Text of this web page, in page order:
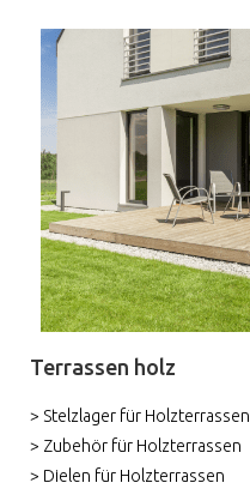
Terrassen holz
> Stelzlager für Holzterrassen
> Zubehör für Holzterrassen
> Dielen für Holzterrassen